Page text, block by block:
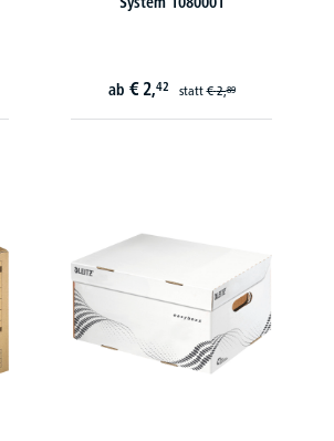
ab € 2,42 statt€ 2,89